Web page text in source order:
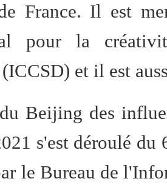
France. Il est
pour la
et il est
Beijing des
s'est déroulé
le Bureau de